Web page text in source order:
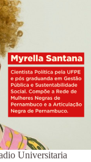
Universitaria